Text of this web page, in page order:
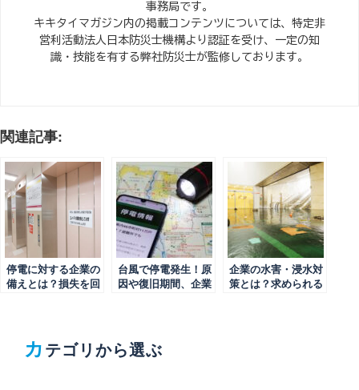
事務局です。
キキタイマガジン内の掲載コンテンツについては、特定非
営利活動法人日本防災士機構より認証を受け、一定の知
識・技能を有する弊社防災士が監修しております。
関連記事:
停電に対する企業の
備えとは？損失を回
台風で停電発生！原
因や復旧期間、企業
企業の水害・浸水対
策とは？求められる
カテゴリから選ぶ